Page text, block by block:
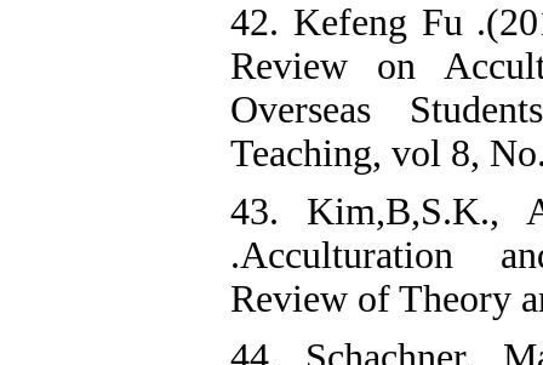
42. Kefeng Fu
Review on
Overseas
Teaching, vol 8,
43. Kim,B,S.K.,
.Acculturation
Review of Theory